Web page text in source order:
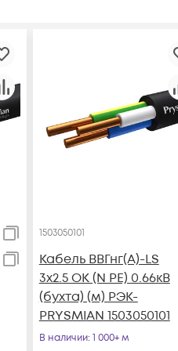
1503050101
Кабель ВВГнг(А)-LS
3х2.5 ОК (N PE) 0.66кВ
(бухта) (м) РЭК-
PRYSMIAN 1503050101
В наличии: 1 000+ м